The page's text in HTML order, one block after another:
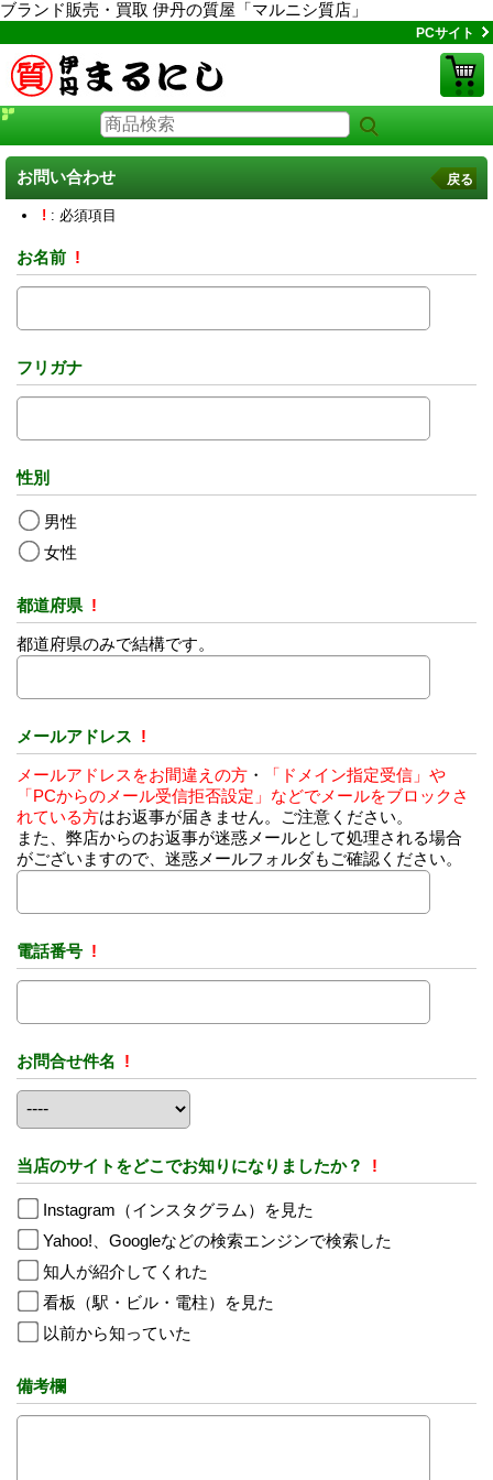
ブランド販売・買取 伊丹の質屋「マルニシ質店」
PCサイト
お問い合わせ 戻る
! : 必須項目
お名前 !
フリガナ
性別
男性
女性
都道府県 !
都道府県のみで結構です。
メールアドレス !
メールアドレスをお間違えの方 ・
「ドメイン指定受信」や
「PCからのメール受信拒否設定」などでメールをブロックさ
れている方はお返事が届きません。ご注意ください。
また、弊店からのお返事が迷惑メールとして処理される場合
がございますので、迷惑メールフォルダもご確認ください。
電話番号 !
お問合せ件名 !
当店のサイトをどこでお知りになりましたか？ !
Instagram（インスタグラム）を見た
Yahoo!、Googleなどの検索エンジンで検索した
知人が紹介してくれた
看板（駅・ビル・電柱）を見た
以前から知っていた
備考欄